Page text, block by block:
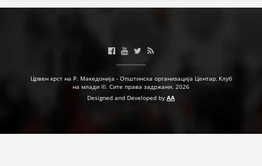
ПРИРАЧНИЦИ
СТРАТЕГИИ
Црвен крст на Р. Македонија - Општинска организација Центар, Клуб
на млади ©. Сите права задржани. 2026
Designed and Developed by AA